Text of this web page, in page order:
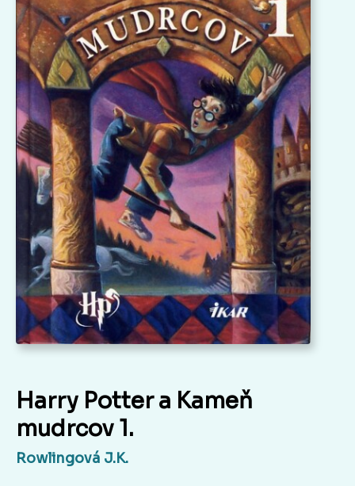
Harry Potter a Kameň
mudrcov 1.
Rowlingová J.K.